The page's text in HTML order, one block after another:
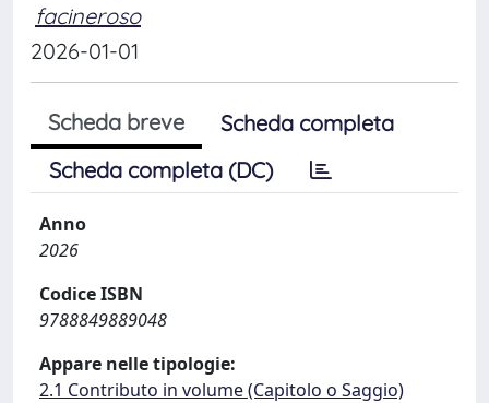
facineroso
2026-01-01
Scheda breve
Scheda completa
Scheda completa (DC)
Anno
2026
Codice ISBN
9788849889048
Appare nelle tipologie:
2.1 Contributo in volume (Capitolo o Saggio)